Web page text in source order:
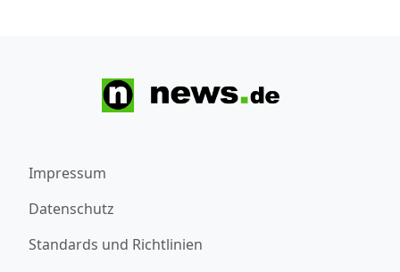
Impressum
Datenschutz
Standards und Richtlinien